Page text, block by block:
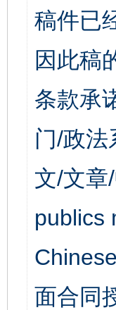
稿件已
因此稿
条款承
门/政
文/文章
publics
面合同